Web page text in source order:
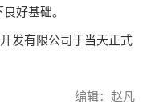
好基础。
发有限公司于当天正式
编辑：赵凡